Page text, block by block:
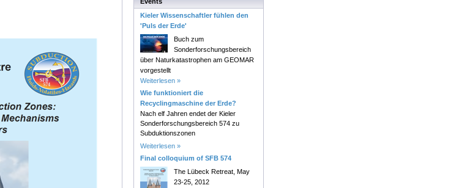
Kieler Wissenschaftler fühlen den
'Puls der Erde'
Buch zum
Sonderforschungsbereich
über Naturkatastrophen am GEOMAR
vorgestellt
Weiterlesen »
Wie funktioniert die
Recyclingmaschine der Erde?
Nach elf Jahren endet der Kieler
Sonderforschungsbereich 574 zu
Subduktionszonen
Weiterlesen »
Final colloquium of SFB 574
The Lübeck Retreat, May
23-25, 2012